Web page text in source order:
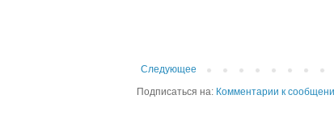
Следующее
Подписаться на: Комментарии к